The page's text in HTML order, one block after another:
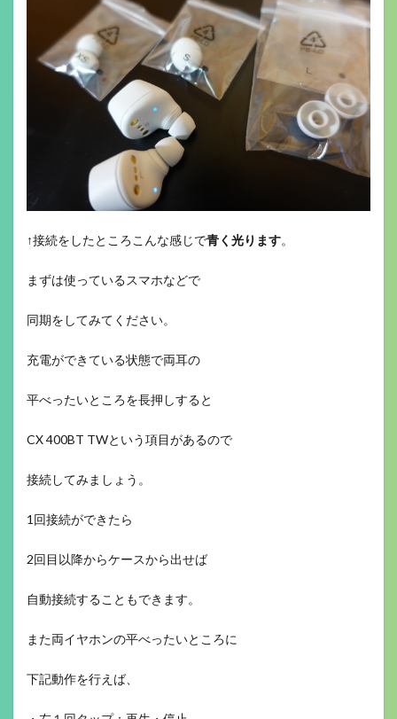
↑接続をしたところこんな感じで青く光ります。
まずは使っているスマホなどで
同期をしてみてください。
充電ができている状態で両耳の
平べったいところを長押しすると
CX 400BT TWという項目があるので
接続してみましょう。
1回接続ができたら
2回目以降からケースから出せば
自動接続することもできます。
また両イヤホンの平べったいところに
下記動作を行えば、